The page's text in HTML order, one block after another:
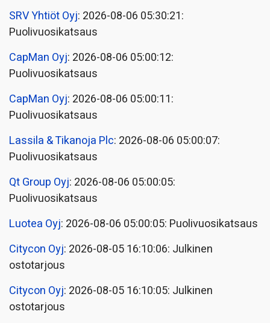
SRV Yhtiöt Oyj: 2026-08-06 05:30:21:
Puolivuosikatsaus
CapMan Oyj: 2026-08-06 05:00:12:
Puolivuosikatsaus
CapMan Oyj: 2026-08-06 05:00:11:
Puolivuosikatsaus
Lassila & Tikanoja Plc: 2026-08-06 05:00:07:
Puolivuosikatsaus
Qt Group Oyj: 2026-08-06 05:00:05:
Puolivuosikatsaus
Luotea Oyj: 2026-08-06 05:00:05: Puolivuosikatsaus
Citycon Oyj: 2026-08-05 16:10:06: Julkinen
ostotarjous
Citycon Oyj: 2026-08-05 16:10:05: Julkinen
ostotarjous